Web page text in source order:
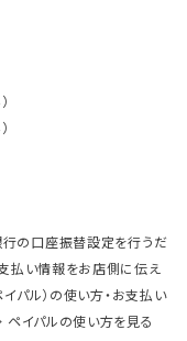
行の口座振替設定を行うだ
払い情報をお店側に伝え
パル）の使い方・お支払い
ペイパルの使い方を見る